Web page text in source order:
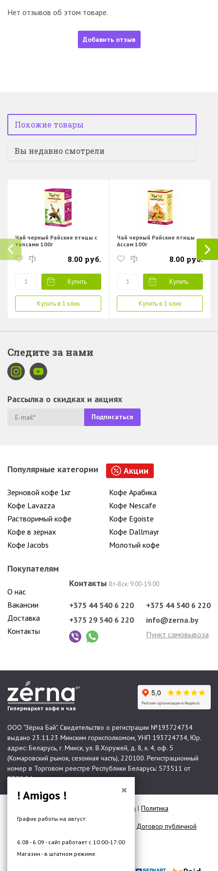
Нет отзывов об этом товаре.
Добавить отзыв
Похожие товары
Вы недавно смотрели
Чай черный Райские птицы с
типсами 100г
8.00 руб.
Купить
Купить в 1 клик
Чай черный Райские птицы
Ассам 100г
8.00 руб.
Купить
Купить в 1 клик
Следите за нами
Рассылка о скидках и акциях
Популярные категории Акции
Зерновой кофе 1кг
Кофе Арабика
Кофе Lavazza
Кофе Nescafe
Растворимый кофе
Кофе Egoiste
Кофе в зернах
Кофе Dallmayr
Кофе Jacobs
Молотый кофе
Покупателям
О нас
Вакансии
Доставка
Контакты
Контакты Вт-Вск: 9.00-19.00
+375 44 540 6 220
+375 29 540 6 220
+375 44 540 6 220
info@zerna.by
Пункт самовывоза
Гипермаркет кофе и чая
ООО "Зёрна Бай". Свидетельство о регистрации №193724734
выдано 23.11.23 Минским горисполкомом, УНП 193724734, Юр.
адрес: Беларусь, г. Минск, ул. В.Хоружей, д. 8, к. 4, оф. 5
(Комаровский рынок, сезонная часть), 220100. Регистрационный
номер в Торговом реестре Республики Беларусь: 573511 от
07.02.24.
Карта сайта | Политика
конфиденциальности
Договор публичной
Разработка сайта —DMW.BY
×
! Amigos !
График работы на август:
6.08 - 6.09 - сайт работает с 10:00-17:00
Магазин - в штатном режиме.